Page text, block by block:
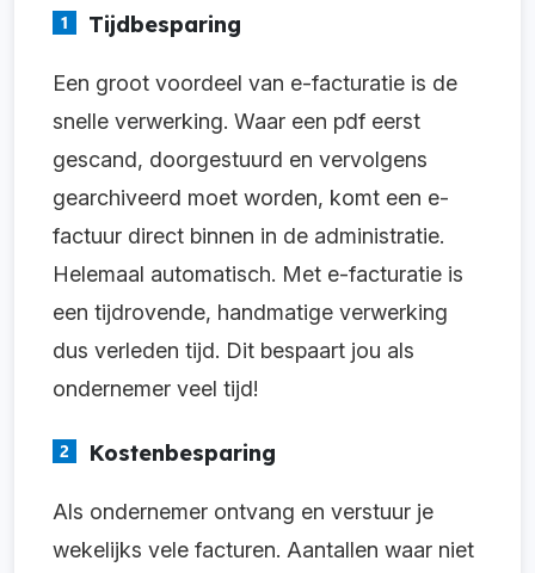
Tijdbesparing
Een groot voordeel van e-facturatie is de
snelle verwerking. Waar een pdf eerst
gescand, doorgestuurd en vervolgens
gearchiveerd moet worden, komt een e-
factuur direct binnen in de administratie.
Helemaal automatisch. Met e-facturatie is
een tijdrovende, handmatige verwerking
dus verleden tijd. Dit bespaart jou als
ondernemer veel tijd!
Kostenbesparing
Als ondernemer ontvang en verstuur je
wekelijks vele facturen. Aantallen waar niet